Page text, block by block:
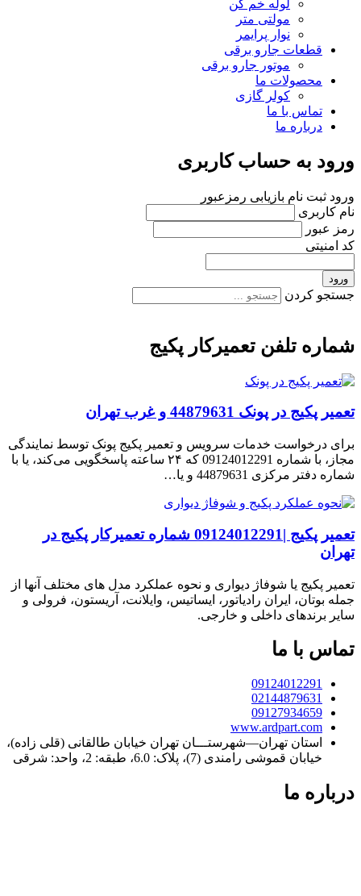
لوله خم کن
مولتی متر
نوار پرایمر
قطعات جارو برقی
موتور جارو برقی
محصولات ما
کولر گازی
تماس با ما
درباره ما
ورود به حساب کاربری
ورود ثبت نام بازیابی رمزعبور
نام کاربری
رمز عبور
کد امنیتی
ورود
جستجو کردن
شماره تلفن تعمیرکار پکیج
تعمیر پکیج در پونک 44879631 و غرب تهران
برای درخواست خدمات سرویس و تعمیر پکیج پونک توسط نمایندگی
مجاز، با شماره 09124012291 که ۲۴ ساعته پاسخگویی می‌کند، یا با
شماره دفتر مرکزی 44879631 و یا…
تعمیر پکیج |09124012291 شماره تعمیرکار پکیج در
تهران
تعمیر پکیج یا شوفاژ دیواری و نحوه عملکرد مدل های مختلف آنها از
جمله بوتان، ایران رادیاتور، ایساتیس، وایلانت، آریستون، فرولی و
سایر برندهای داخلی و خارجی.
تماس با ما
09124012291
02144879631
09127934659
www.ardpart.com
استان تهران—شهرستـــان تهران خیابان طالقانی (قلی زاده)،
خیابان قموشی رامندی (7)، پلاک: 6.0، طبقه: 2، واحد: شرقی
درباره ما